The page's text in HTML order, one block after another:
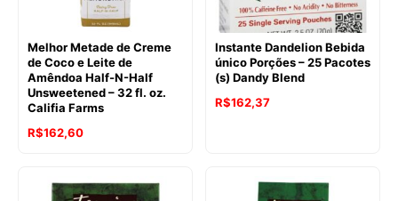
Melhor Metade de Creme
de Coco e Leite de
Amêndoa Half-N-Half
Unsweetened – 32 fl. oz.
Califia Farms
R$162,60
Instante Dandelion Bebida
único Porções – 25 Pacotes
(s) Dandy Blend
R$162,37